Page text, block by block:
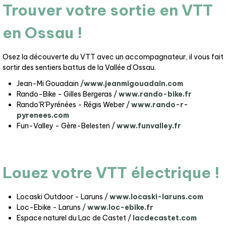
Trouver votre sortie en VTT
en Ossau !
Osez la découverte du VTT avec un accompagnateur, il vous fait
sortir des sentiers battus de la Vallée d’Ossau.
Jean-Mi Gouadain /www.jeanmigouadain.com
Rando-Bike - Gilles Bergeras /www.rando-bike.fr
Rando'R'Pyrénées - Régis Weber /www.rando-r-
pyrenees.com
Fun-Valley - Gère-Belesten /www.funvalley.fr
Louez votre VTT électrique !
Locaski Outdoor - Laruns /www.locaski-laruns.com
Loc-Ebike - Laruns /www.loc-ebike.fr
Espace naturel du Lac de Castet / lacdecastet.com